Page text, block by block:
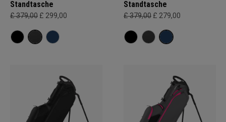
Standtasche
£ 379,00 £ 299,00
Standtasche
£ 379,00 £ 279,00